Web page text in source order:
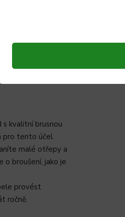
a chleba.
potravin.
prkýnka, aby
kvalitní brusnou
pro tento účel.
malé otřepy a
o broušení, jako je
provést
ročně.